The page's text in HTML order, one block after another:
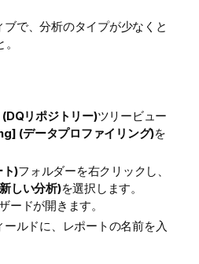
で、分析のタイプが少なくと
リポジトリー)ツリービュー
(データプロファイリング)を
)フォルダーを右クリックし、
しい分析)を選択します。
ードが開きます。
ールドに、レポートの名前を入